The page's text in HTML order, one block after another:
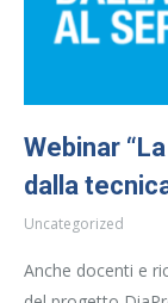
Webinar
dalla
Uncategorized
Anche docenti e